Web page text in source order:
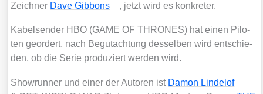
Zeich­ner Dave Gib­bons , jetzt wird es kon­kre­ter.
Kabel­sen­der HBO (GAME OF THRONES) hat einen Pilo­
ten geor­dert, nach Begut­ach­tung des­sel­ben wird ent­schie­
den, ob die Serie pro­du­ziert wer­den wird.
Show­run­ner und einer der Autoren ist Damon Linde­l­of